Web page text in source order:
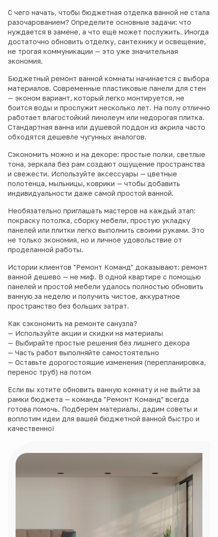
С чего начать, чтобы бюджетная отделка ванной не стала
разочарованием? Определите основные задачи: что
нуждается в замене, а что ещё может послужить. Иногда
достаточно обновить отделку, сантехнику и освещение,
не трогая коммуникации — это уже значительная
экономия.
Бюджетный ремонт ванной комнаты начинается с выбора
материалов. Современные пластиковые панели для стен
— эконом вариант, который легко монтируется, не
боится воды и прослужит несколько лет. На полу отлично
работает влагостойкий линолеум или недорогая плитка.
Стандартная ванна или душевой поддон из акрила часто
обходятся дешевле чугунных аналогов.
Сэкономить можно и на декоре: простые полки, светлые
тона, зеркала без рам создают ощущение пространства
и свежести. Используйте аксессуары — цветные
полотенца, мыльницы, коврики — чтобы добавить
индивидуальности даже самой простой ванной.
Необязательно приглашать мастеров на каждый этап:
покраску потолка, сборку мебели, простую укладку
панелей или плитки легко выполнить своими руками. Это
не только экономия, но и личное удовольствие от
проделанной работы.
Истории клиентов "Ремонт Команд" доказывают: ремонт
ванной дешево — не миф. В одной квартире с помощью
панелей и простой мебели удалось полностью обновить
ванную за неделю и получить чистое, аккуратное
пространство без больших затрат.
Как сэкономить на ремонте санузла?
— Используйте акции и скидки на материалы
— Выбирайте простые решения без лишнего декора
— Часть работ выполняйте самостоятельно
— Оставьте дорогостоящие изменения (перепланировка,
перенос труб) на потом
Если вы хотите обновить ванную комнату и не выйти за
рамки бюджета — команда "Ремонт Команд" всегда
готова помочь. Подберём материалы, дадим советы и
воплотим идеи для вашей бюджетной ванной быстро и
качественно!